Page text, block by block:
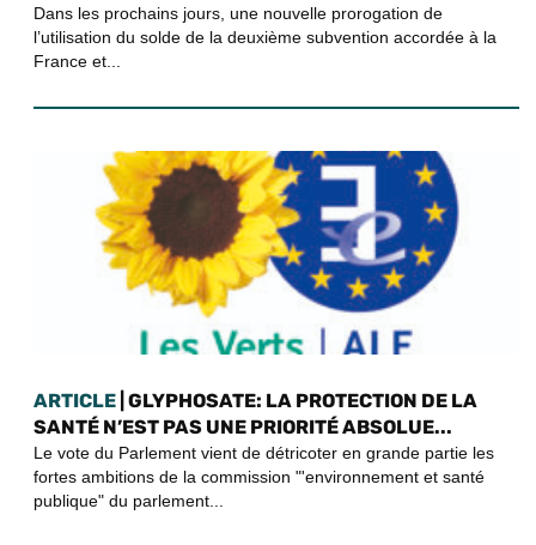
Dans les prochains jours, une nouvelle prorogation de
l’utilisation du solde de la deuxième subvention accordée à la
France et...
ARTICLE | GLYPHOSATE: LA PROTECTION DE LA
SANTÉ N’EST PAS UNE PRIORITÉ ABSOLUE...
Le vote du Parlement vient de détricoter en grande partie les
fortes ambitions de la commission "'environnement et santé
publique" du parlement...